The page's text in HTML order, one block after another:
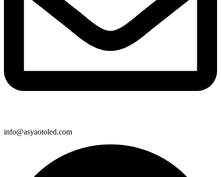
info@asyaotoled.com